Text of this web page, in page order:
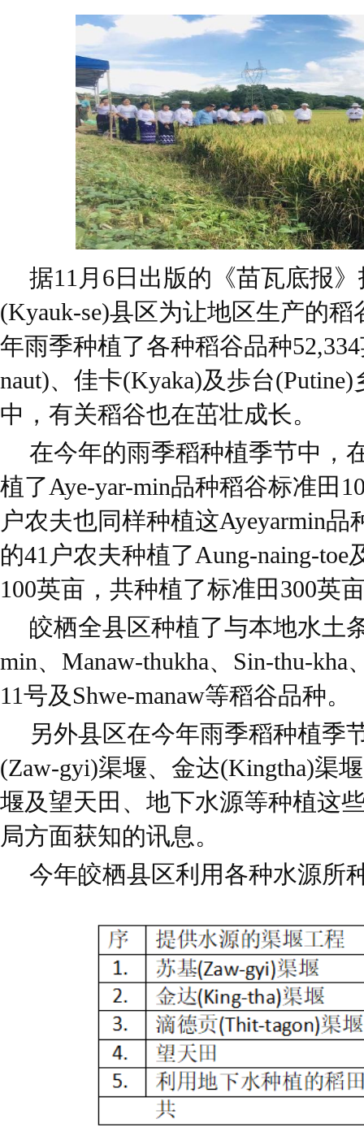
据11月6日出版的《苗瓦底报
(Kyauk-se)县区为让地区生产的
年雨季种植了各种稻谷品种
naut)、佳卡(Kyaka)及歩台
中，有关稻谷也在茁壮成长。
在今年的雨季稻种植季节中，
植了Aye-yar-min品种稻谷标准田
户农夫也同样种植这Ayeyarmin
的41户农夫种植了Aung-naing-toe
100英亩，共种植了标准田300英
皎栖全县区种植了与本地水土
min、Manaw-thukha、Sin-thu-kha
11号及Shwe-manaw等稻谷品种。
另外县区在今年雨季稻种植季
(Zaw-gyi)渠堰、金达(Kingtha)渠
堰及望天田、地下水源等种植这
局方面获知的讯息。
今年皎栖县区利用各种水源所